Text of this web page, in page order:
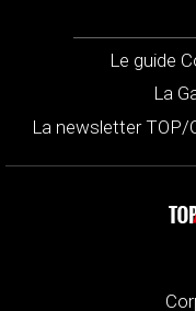
Le guide
La
La newsletter TOP/